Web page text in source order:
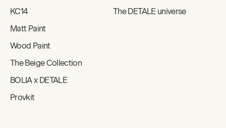
KC14
Matt Paint
Wood Paint
The Beige Collection
BOLIA x DETALE
Provkit
The DETALE universe